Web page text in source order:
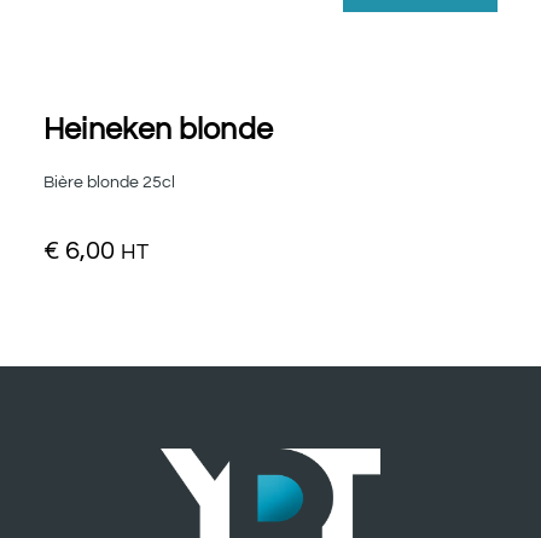
Heineken blonde
Bière blonde 25cl
€6,00 HT